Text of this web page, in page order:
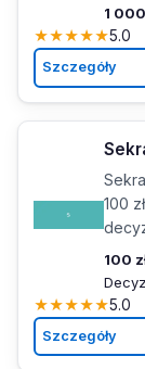
1
★★★★★5.0
Szczegóły
100
100
★★★★★5.0
Szczegóły